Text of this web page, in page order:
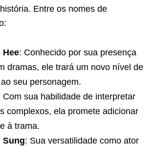
Entre os nomes de
Hee: Conhecido por sua presença
dramas, ele trará um novo nível de
seu personagem.
Com sua habilidade de interpretar
complexos, ela promete adicionar
à trama.
Sung: Sua versatilidade como ator